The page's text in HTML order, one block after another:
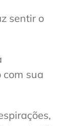
sentir o
com sua